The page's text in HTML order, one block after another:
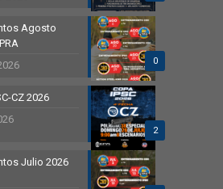
0
Agosto
2
CZ 2026
Julio 2026